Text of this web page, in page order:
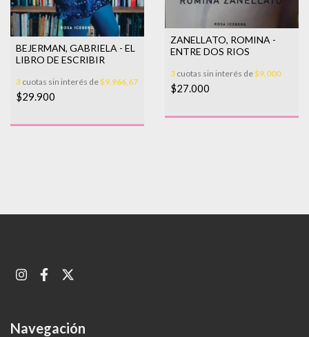
BEJERMAN, GABRIELA - EL
LIBRO DE ESCRIBIR
3 cuotas sin interés de$9.966,67
$29.900
ZANELLATO, ROMINA -
ENTRE DOS RIOS
3 cuotas sin interés de$9.000
$27.000
Navegación